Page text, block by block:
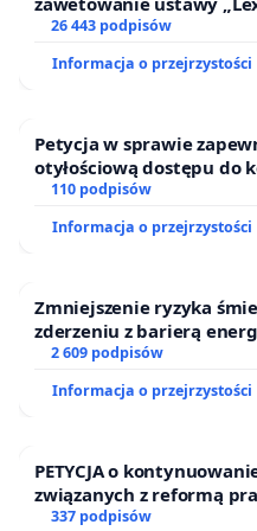
Jesteśmy głęboko
oraz Burmistrz Miasta
skateparku w naszym
pozytywne rozpatrzenie
otwarci na spotkanie w
ważnej dla nas inwestycji,
poparcie dla powyższej
oraz materiały które
jest i będzie potrzebny w
Skateparkow/
26 443 podpisów
Informacja o przejrzystości
Petycja w sprawie
otyłościową dostępu do
oraz programów
110 podpisów
Informacja o przejrzystości
Zmniejszenie ryzyka
zderzeniu z barierą
2 609 podpisów
Informacja o przejrzystości
PETYCJA o
związanych z reformą
337 podpisów